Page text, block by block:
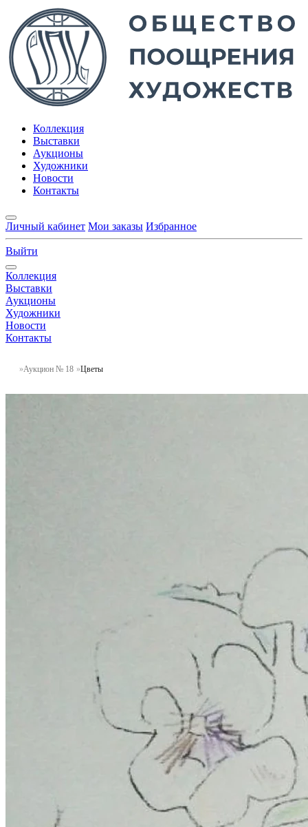
Коллекция
Выставки
Аукционы
Художники
Новости
Контакты
Личный кабинет Мои заказы Избранное
Выйти
Коллекция
Выставки
Аукционы
Художники
Новости
Контакты
Аукцион № 18 Цветы